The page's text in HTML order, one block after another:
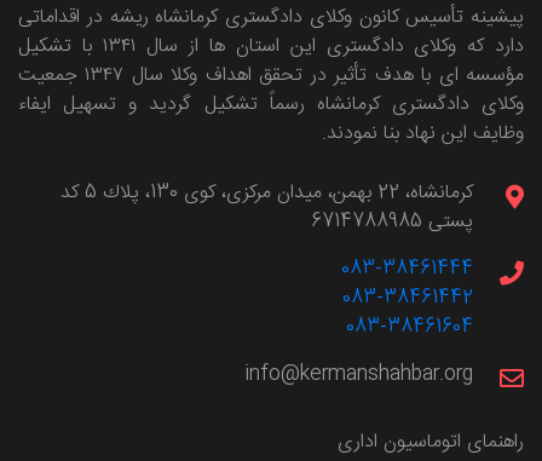
پیشینه تأسیس کانون وکلای دادگستری کرمانشاه ریشه در اقداماتی
دارد که وکلای دادگستری این استان ها از سال ۱۳۴۱ با تشکیل
مؤسسه ای با هدف تأثیر در تحقق اهداف وکلا سال ۱۳۴۷ جمعیت
وکلای دادگستری کرمانشاه رسماً تشکیل گردید و تسهیل ایفاء
وظایف این نهاد بنا نمودند.
كرمانشاه، 22 بهمن، ميدان مركزی، كوی 130، پلاك 5 کد
پستی 6714788985
083-38461444
083-38461442
083-38461604
info@kermanshahbar.org
راهنمای اتوماسیون اداری